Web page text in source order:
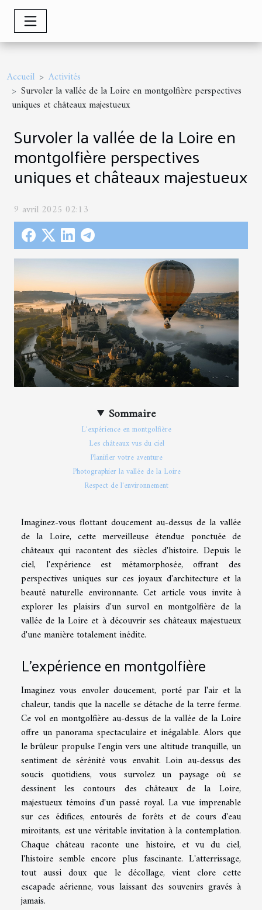
Accueil
Activités
Survoler la vallée de la Loire en montgolfière perspectives
uniques et châteaux majestueux
Survoler la vallée de la Loire en
montgolfière perspectives
uniques et châteaux majestueux
9 avril 2025 02:13
Sommaire
L'expérience en montgolfière
Les châteaux vus du ciel
Planifier votre aventure
Photographier la vallée de la Loire
Respect de l'environnement
Imaginez-vous flottant doucement au-dessus de la vallée
de la Loire, cette merveilleuse étendue ponctuée de
châteaux qui racontent des siècles d'histoire. Depuis le
ciel, l'expérience est métamorphosée, offrant des
perspectives uniques sur ces joyaux d'architecture et la
beauté naturelle environnante. Cet article vous invite à
explorer les plaisirs d'un survol en montgolfière de la
vallée de la Loire et à découvrir ses châteaux majestueux
d'une manière totalement inédite.
L'expérience en montgolfière
Imaginez vous envoler doucement, porté par l'air et la
chaleur, tandis que la nacelle se détache de la terre ferme.
Ce vol en montgolfière au-dessus de la vallée de la Loire
offre un panorama spectaculaire et inégalable. Alors que
le brûleur propulse l'engin vers une altitude tranquille, un
sentiment de sérénité vous envahit. Loin au-dessus des
soucis quotidiens, vous survolez un paysage où se
dessinent les contours des châteaux de la Loire,
majestueux témoins d'un passé royal. La vue imprenable
sur ces édifices, entourés de forêts et de cours d'eau
miroitants, est une véritable invitation à la contemplation.
Chaque château raconte une histoire, et vu du ciel,
l'histoire semble encore plus fascinante. L'atterrissage,
tout aussi doux que le décollage, vient clore cette
escapade aérienne, vous laissant des souvenirs gravés à
jamais.